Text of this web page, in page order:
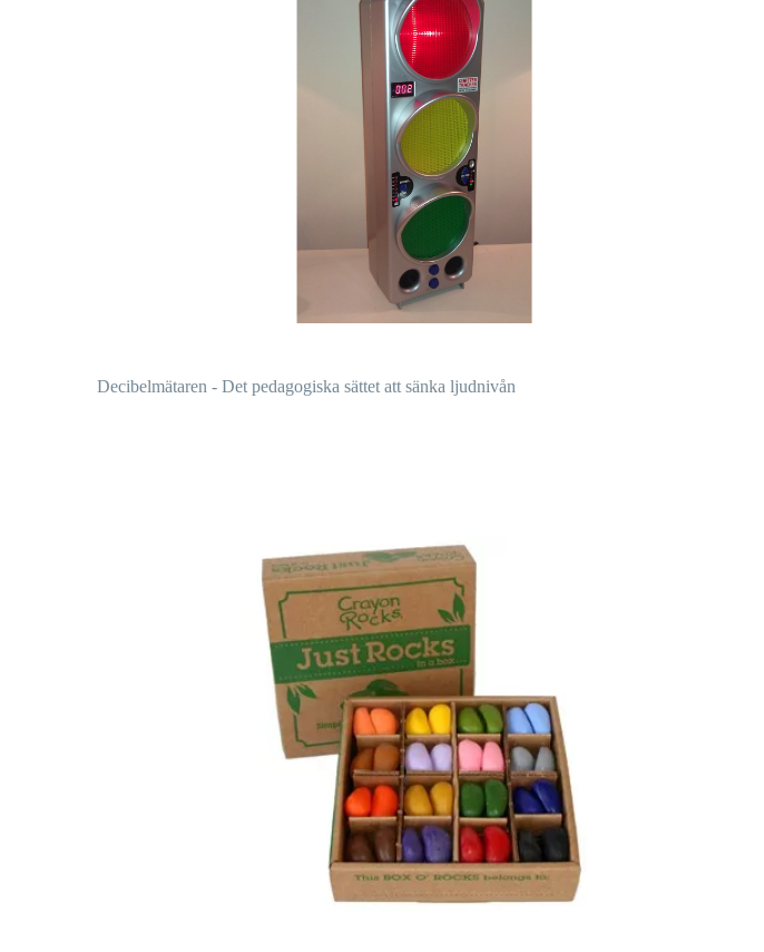
Decibelmätaren - Det pedagogiska sättet att sänka ljudnivån